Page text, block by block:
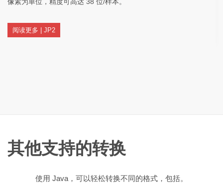
阅读更多 | JP2
其他支持的转换
使用 Java，可以轻松转换不同的格式，包括。